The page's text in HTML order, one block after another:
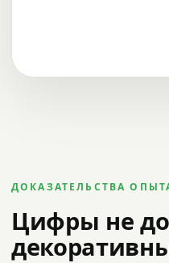
ДОКАЗАТЕЛЬСТВА
Цифры не